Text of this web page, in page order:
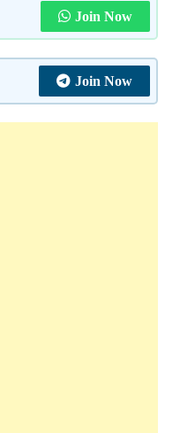
Join Now
Join Now